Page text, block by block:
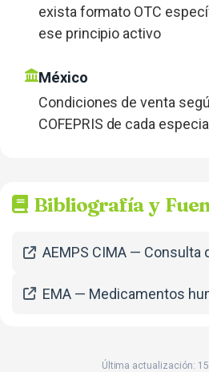
exista formato OTC
ese principio activo
México
Condiciones de venta
COFEPRIS de cada
Bibliografía y
AEMPS CIMA — Consulta
EMA — Medicamentos
Última actualización: